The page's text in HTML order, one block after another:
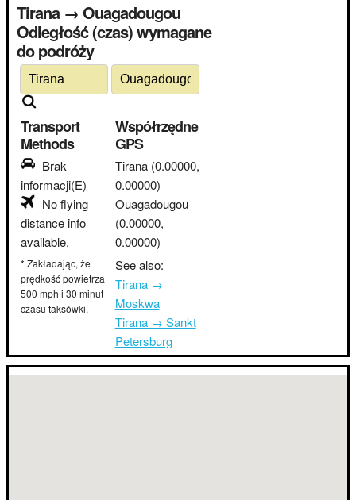
Tirana → Ouagadougou
Odległość (czas) wymagane
do podróży
Transport
Methods
Brak
informacji(E)
No flying
distance info
available.
* Zakładając, że
prędkość powietrza
500 mph i 30 minut
czasu taksówki.
Współrzędne
GPS
Tirana (0.00000,
0.00000)
Ouagadougou
(0.00000,
0.00000)
See also:
Tirana →
Moskwa
Tirana → Sankt
Petersburg